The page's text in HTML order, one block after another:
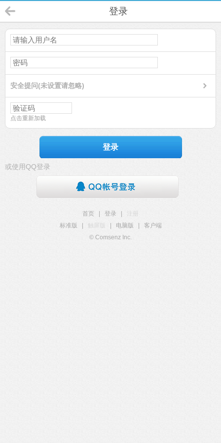
登录
安全提问(未设置请忽略)
点击重新加载
登录
或使用QQ登录
首页 登录
注册
标准版
触屏版 电脑版
客户端
© Comsenz Inc.